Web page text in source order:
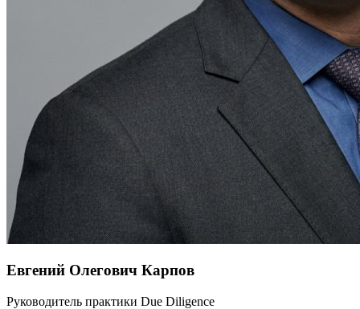
Евгений Олегович Карпов
Руководитель практики Due Diligence